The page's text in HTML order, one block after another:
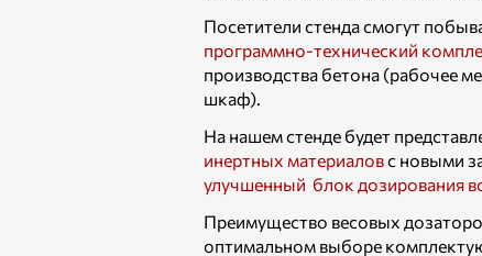
Посетители стенда смогут
программно-технический
производства бетона (рабочее
шкаф).
На нашем стенде будет
инертных материаловс новыми
улучшенный блок дозирования
Преимущество весовых
оптимальном выборе